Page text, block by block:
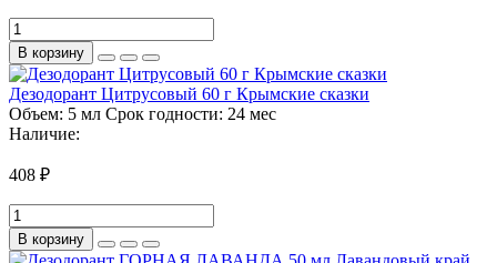
В корзину
Дезодорант Цитрусовый 60 г Крымские сказки
Объем: 5 мл Срок годности: 24 мес
Наличие:
408 ₽
В корзину